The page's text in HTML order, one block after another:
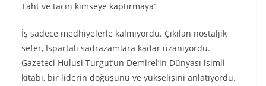
Taht ve tacın kimseye kaptırmaya’’
İş sadece medhiyelerle kalmıyordu. Çıkılan nostaljik
sefer, Ispartalı sadrazamlara kadar uzanıyordu.
Gazeteci Hulusi Turgut’un Demirel’in Dünyası isimli
kitabı, bir liderin doğuşunu ve yükselişini anlatıyordu.